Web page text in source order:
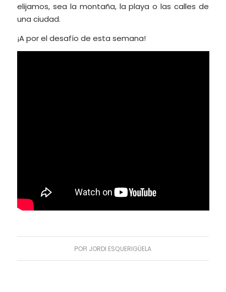
elijamos, sea la montaña, la playa o las calles de
una ciudad.
¡A por el desafío de esta semana!
POR JORDI ESQUERIGÜELA